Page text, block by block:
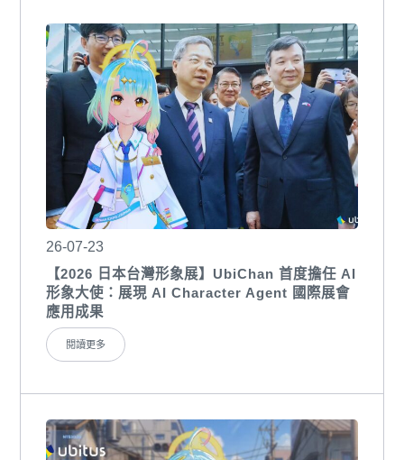
26-07-23
【2026 日本台灣形象展】UbiChan 首度擔任 AI
形象大使：展現 AI Character Agent 國際展會
應用成果
閱讀更多